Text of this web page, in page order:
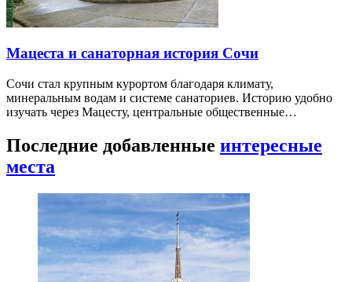
Мацеста и санаторная история Сочи
Сочи стал крупным курортом благодаря климату,
минеральным водам и системе санаториев. Историю удобно
изучать через Мацесту, центральные общественные…
Последние добавленные интересные
места